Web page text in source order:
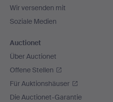
Wir versenden mit
Soziale Medien
Auctionet
Über Auctionet
Offene Stellen
Für Auktionshäuser
Die Auctionet-Garantie